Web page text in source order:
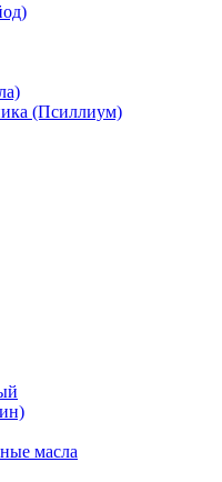
(Псиллиум)
масла